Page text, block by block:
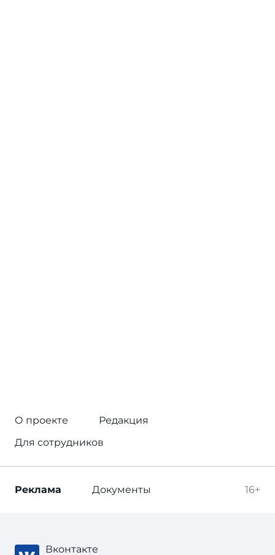
О проекте
Редакция
Для сотрудников
16+
Реклама Документы
Вконтакте